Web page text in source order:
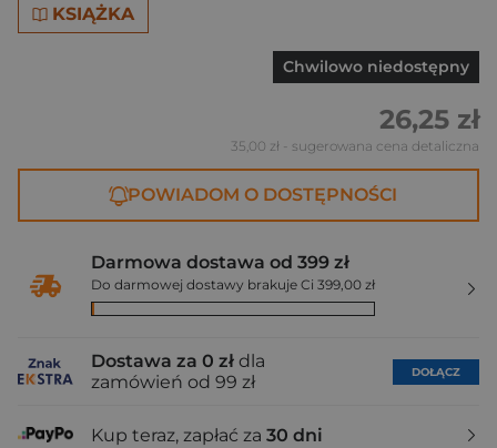
KSIĄŻKA
Chwilowo niedostępny
26,25 zł
35,00 zł - sugerowana cena detaliczna
POWIADOM O DOSTĘPNOŚCI
Darmowa dostawa od 399 zł
Do darmowej dostawy brakuje Ci 399,00 zł
Dostawa za 0 zł dla
zamówień od 99 zł
DOŁĄCZ
Kup teraz, zapłać za 30 dni